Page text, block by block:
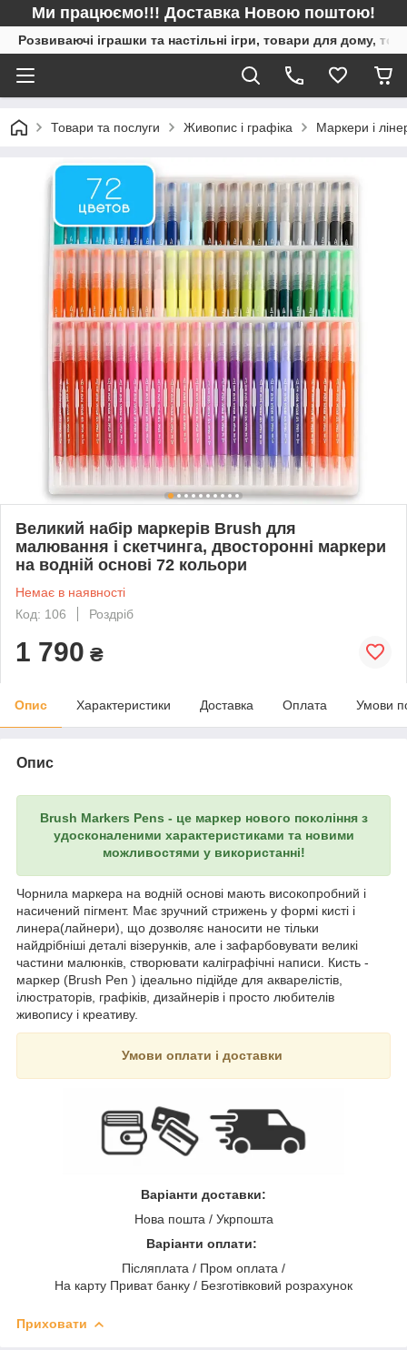
Ми працюємо!!! Доставка Новою поштою!
Розвиваючі іграшки та настільні ігри, товари для дому,
Товари та послуги Живопис і графіка Маркери і
Великий набір маркерів Brush для
малювання і скетчинга, двосторонні маркери
на водній основі 72 кольори
Немає в наявності
Код: 106
Роздріб
1 790 ₴
Опис Характеристики Доставка Оплата Умови
Опис
Brush Markers Pens - це маркер нового покоління з
удосконаленими характеристиками та новими
можливостями у використанні!
Чорнила маркера на водній основі мають високопробний і
насичений пігмент. Має зручний стрижень у формі кисті і
линера(лайнери), що дозволяє наносити не тільки
найдрібніші деталі візерунків, але і зафарбовувати великі
частини малюнків, створювати каліграфічні написи. Кисть -
маркер (Brush Pen ) ідеально підійде для акварелістів,
ілюстраторів, графіків, дизайнерів і просто любителів
живопису і креативу.
Умови оплати і доставки
Варіанти доставки:
Нова пошта / Укрпошта
Варіанти оплати:
Післяплата / Пром оплата /
На карту Приват банку / Безготівковий розрахунок
Приховати